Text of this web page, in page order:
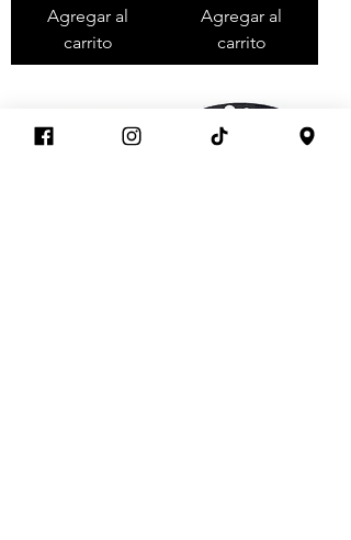
Agregar al
carrito
Agregar al
carrito